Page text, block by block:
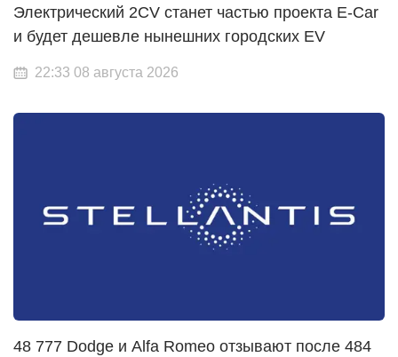
Электрический 2CV станет частью проекта E-Car
и будет дешевле нынешних городских EV
22:33 08 августа 2026
48 777 Dodge и Alfa Romeo отзывают после 484